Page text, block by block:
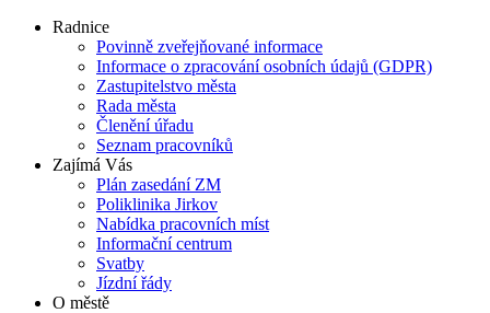
Radnice
Povinně zveřejňované informace
Informace o zpracování osobních údajů (GDPR)
Zastupitelstvo města
Rada města
Členění úřadu
Seznam pracovníků
Zajímá Vás
Plán zasedání ZM
Poliklinika Jirkov
Nabídka pracovních míst
Informační centrum
Svatby
Jízdní řády
O městě